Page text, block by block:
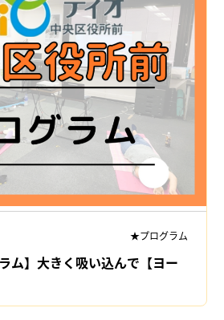
★プログラム
ム】大きく吸い込んで【ヨー